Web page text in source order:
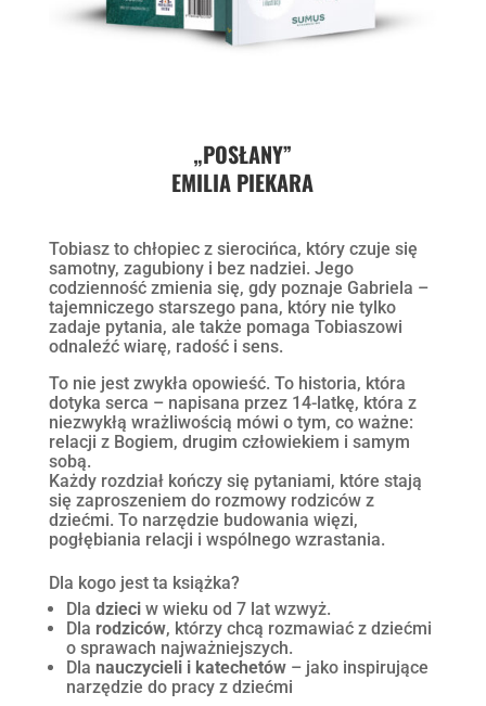
„POSŁANY”
EMILIA PIEKARA
Tobiasz to chłopiec z sierocińca, który czuje się
samotny, zagubiony i bez nadziei. Jego
codzienność zmienia się, gdy poznaje Gabriela –
tajemniczego starszego pana, który nie tylko
zadaje pytania, ale także pomaga Tobiaszowi
odnaleźć wiarę, radość i sens.
To nie jest zwykła opowieść. To historia, która
dotyka serca – napisana przez 14-latkę, która z
niezwykłą wrażliwością mówi o tym, co ważne:
relacji z Bogiem, drugim człowiekiem i samym
sobą.
Każdy rozdział kończy się pytaniami, które stają
się zaproszeniem do rozmowy rodziców z
dziećmi. To narzędzie budowania więzi,
pogłębiania relacji i wspólnego wzrastania.
Dla kogo jest ta książka?
Dla dzieciw wieku od 7 lat wzwyż.
Dla rodziców, którzy chcą rozmawiać z dziećmi
o sprawach najważniejszych.
Dla nauczycieli i katechetów– jako inspirujące
narzędzie do pracy z dziećmi